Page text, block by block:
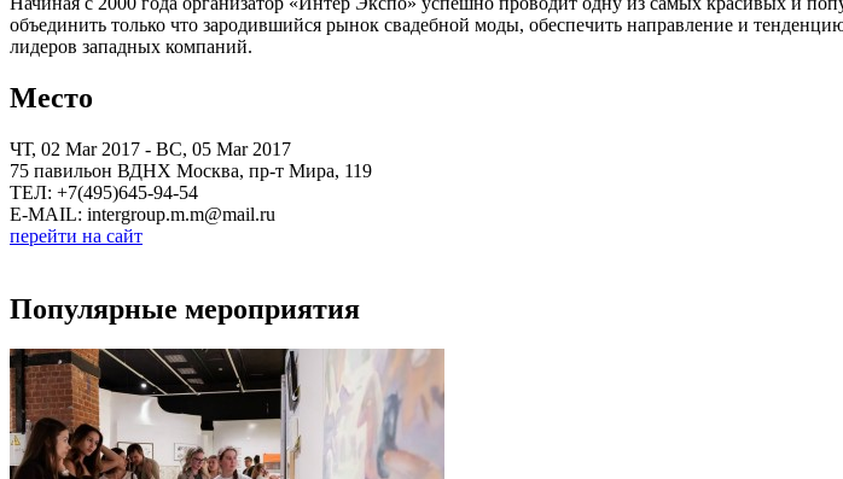
объединить только что зародившийся рынок свадебной моды, обеспечить направление и
лидеров западных компаний.
Место
ЧТ, 02 Mar 2017 - ВС, 05 Mar 2017
75 павильон ВДНХ Москва, пр-т Мира, 119
ТЕЛ: +7(495)645-94-54
E-MAIL: intergroup.m.m@mail.ru
перейти на сайт
Популярные мероприятия